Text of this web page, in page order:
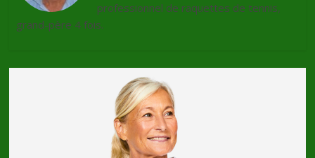
professionnel de raquettes de tennis,
grand-père 4 fois.